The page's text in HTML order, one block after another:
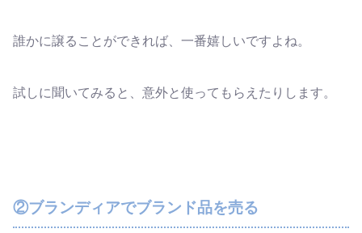
誰かに譲ることができれば、一番嬉しいですよね。
試しに聞いてみると、意外と使ってもらえたりします。
②ブランディアでブランド品を売る